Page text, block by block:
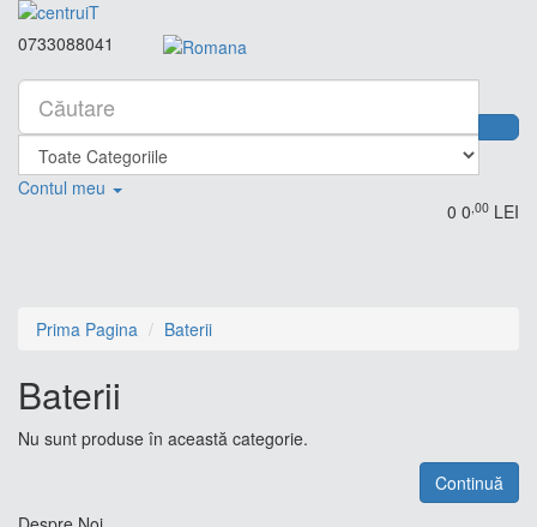
0733088041
Contul meu
0 0,00 LEI
Prima Pagina Baterii
Baterii
Nu sunt produse în această categorie.
Continuă